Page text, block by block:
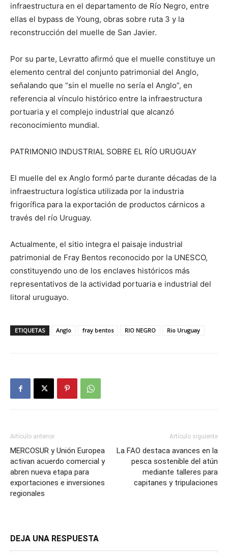
infraestructura en el departamento de Río Negro, entre
ellas el bypass de Young, obras sobre ruta 3 y la
reconstrucción del muelle de San Javier.
Por su parte, Levratto afirmó que el muelle constituye un
elemento central del conjunto patrimonial del Anglo,
señalando que “sin el muelle no sería el Anglo”, en
referencia al vínculo histórico entre la infraestructura
portuaria y el complejo industrial que alcanzó
reconocimiento mundial.
PATRIMONIO INDUSTRIAL SOBRE EL RÍO URUGUAY
El muelle del ex Anglo formó parte durante décadas de la
infraestructura logística utilizada por la industria
frigorífica para la exportación de productos cárnicos a
través del río Uruguay.
Actualmente, el sitio integra el paisaje industrial
patrimonial de Fray Bentos reconocido por la UNESCO,
constituyendo uno de los enclaves históricos más
representativos de la actividad portuaria e industrial del
litoral uruguayo.
ETIQUETAS Anglo fray bentos RIO NEGRO Rio Uruguay
Artículo anterior
MERCOSUR y Unión Europea
activan acuerdo comercial y
abren nueva etapa para
exportaciones e inversiones
regionales
Artículo siguiente
La FAO destaca avances en la
pesca sostenible del atún
mediante talleres para
capitanes y tripulaciones
DEJA UNA RESPUESTA